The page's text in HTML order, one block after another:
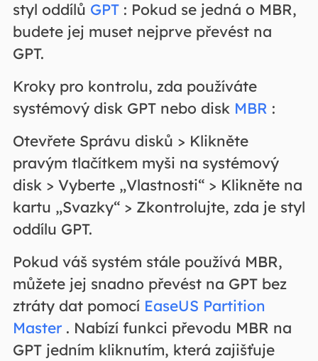
styl oddílů GPT: Pokud se jedná o MBR,
budete jej muset nejprve převést na
GPT.
Kroky pro kontrolu, zda používáte
systémový disk GPT nebo disk MBR :
Otevřete Správu disků > Klikněte
pravým tlačítkem myši na systémový
disk > Vyberte „Vlastnosti“ > Klikněte na
kartu „Svazky“ > Zkontrolujte, zda je styl
oddílu GPT.
Pokud váš systém stále používá MBR,
můžete jej snadno převést na GPT bez
ztráty dat pomocí EaseUS Partition
Master. Nabízí funkci převodu MBR na
GPT jedním kliknutím, která zajišťuje